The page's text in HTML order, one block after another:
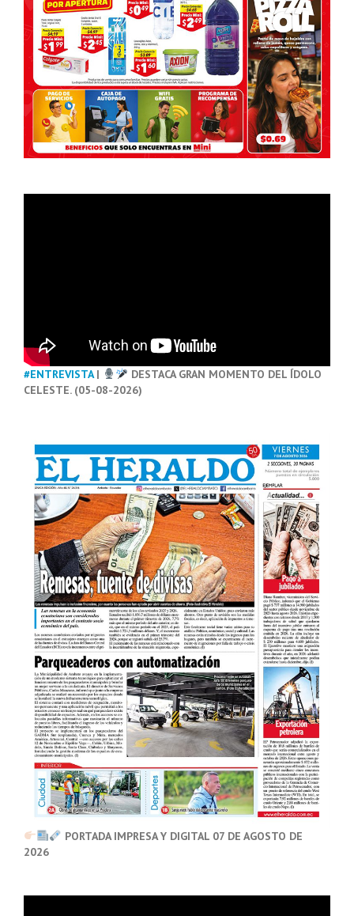
#ENTREVISTA|
DESTACA GRAN MOMENTO DEL ÍDOLO
CELESTE. (05-08-2026)
PORTADA IMPRESA Y DIGITAL 07 DE AGOSTO DE
2026